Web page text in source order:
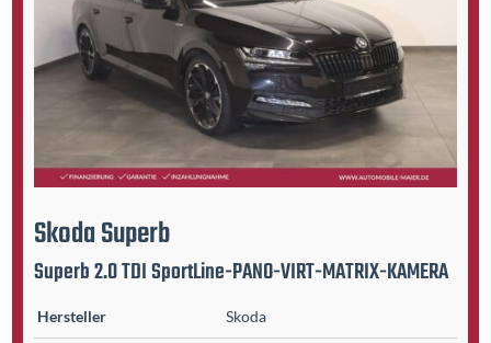
SkodaSuperb
Superb 2.0 TDI SportLine-PANO-VIRT-MATRIX-KAMERA
Hersteller Skoda